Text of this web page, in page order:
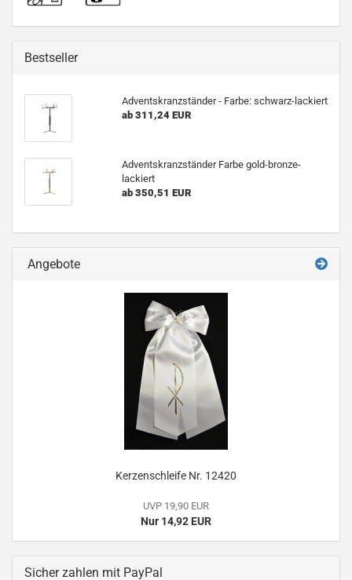
Bestseller
Adventskranzständer - Farbe: schwarz-lackiert
ab 311,24 EUR
Adventskranzständer Farbe gold-bronze-
lackiert
ab 350,51 EUR
Angebote
Kerzenschleife Nr. 12420
UVP 19,90 EUR
Nur 14,92 EUR
Sicher zahlen mit PayPal